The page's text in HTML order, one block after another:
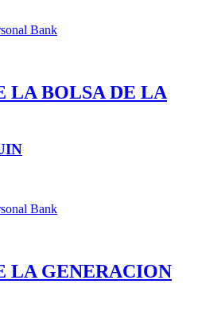
LA BOLSA DE LA
LA GENERACION